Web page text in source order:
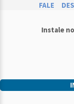
FALE
Instale